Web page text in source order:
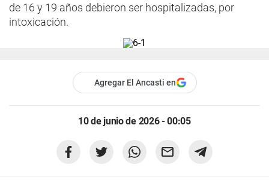
de 16 y 19 años debieron ser hospitalizadas, por
intoxicación.
Agregar El Ancasti en
10 de junio de 2026 - 00:05